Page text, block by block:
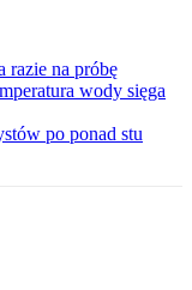
razie na próbę
wody sięga
po ponad stu